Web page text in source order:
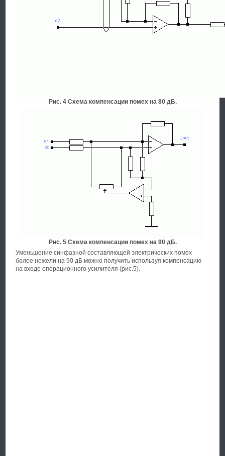
Рис. 4 Схема компенсации помех на 80 дБ.
Рис. 5 Схема компенсации помех на 90 дБ.
Уменьшение синфазной составляющей электрических помех
более нежели на 90 дБ можно получить используя компенсацию
на входе операционного усилителя (рис.5).